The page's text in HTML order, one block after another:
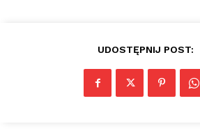
UDOSTĘPNIJ POST: